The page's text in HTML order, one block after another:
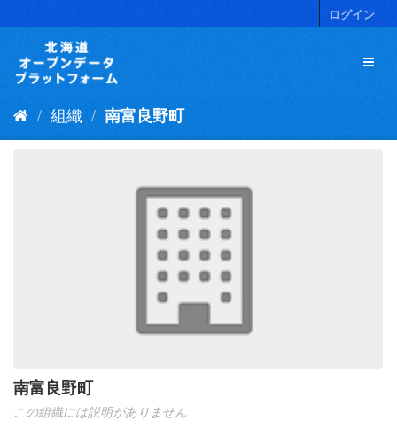
キ
ログイン
組織 南富良野町
南富良野町
この組織には説明がありません